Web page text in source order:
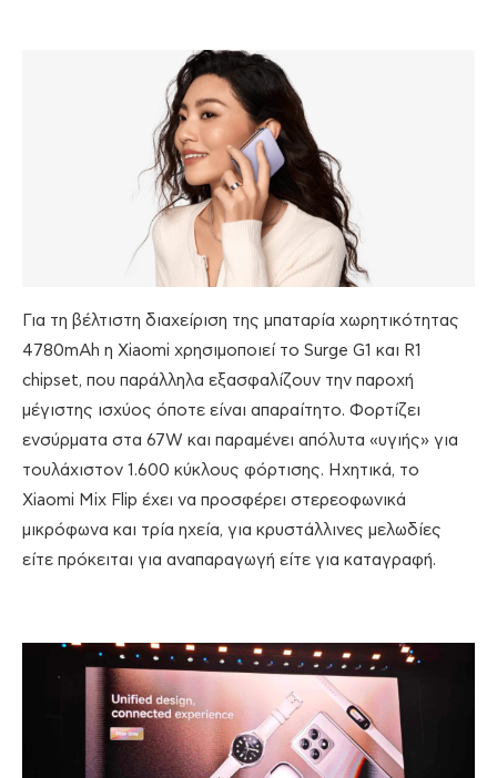
Για τη βέλτιστη διαχείριση της μπαταρία χωρητικότητας
4780mAh η Xiaomi χρησιμοποιεί το Surge G1 και R1
chipset, που παράλληλα εξασφαλίζουν την παροχή
μέγιστης ισχύος όποτε είναι απαραίτητο. Φορτίζει
ενσύρματα στα 67W και παραμένει απόλυτα «υγιής» για
τουλάχιστον 1.600 κύκλους φόρτισης. Ηχητικά, το
Xiaomi Mix Flip έχει να προσφέρει στερεοφωνικά
μικρόφωνα και τρία ηχεία, για κρυστάλλινες μελωδίες
είτε πρόκειται για αναπαραγωγή είτε για καταγραφή.